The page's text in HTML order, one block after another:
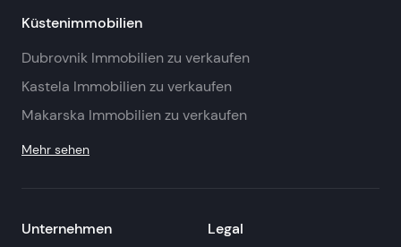
Küstenimmobilien
Dubrovnik Immobilien zu verkaufen
Kastela Immobilien zu verkaufen
Makarska Immobilien zu verkaufen
Mehr sehen
Unternehmen Legal